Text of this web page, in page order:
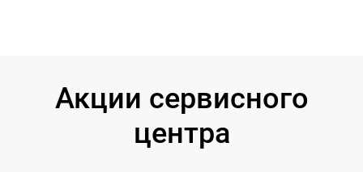
Акции сервисного
центра